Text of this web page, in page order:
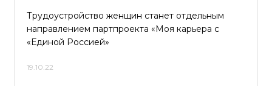
Трудоустройство женщин станет отдельным
направлением партпроекта «Моя карьера с
«Единой Россией»
19.10.22